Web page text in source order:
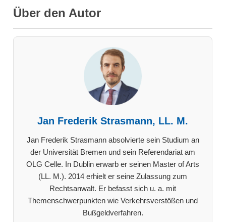
Über den Autor
Jan Frederik Strasmann, LL. M.
Jan Frederik Strasmann absolvierte sein Studium an
der Universität Bremen und sein Referendariat am
OLG Celle. In Dublin erwarb er seinen Master of Arts
(LL. M.). 2014 erhielt er seine Zulassung zum
Rechtsanwalt. Er befasst sich u. a. mit
Themenschwerpunkten wie Verkehrsverstößen und
Bußgeldverfahren.